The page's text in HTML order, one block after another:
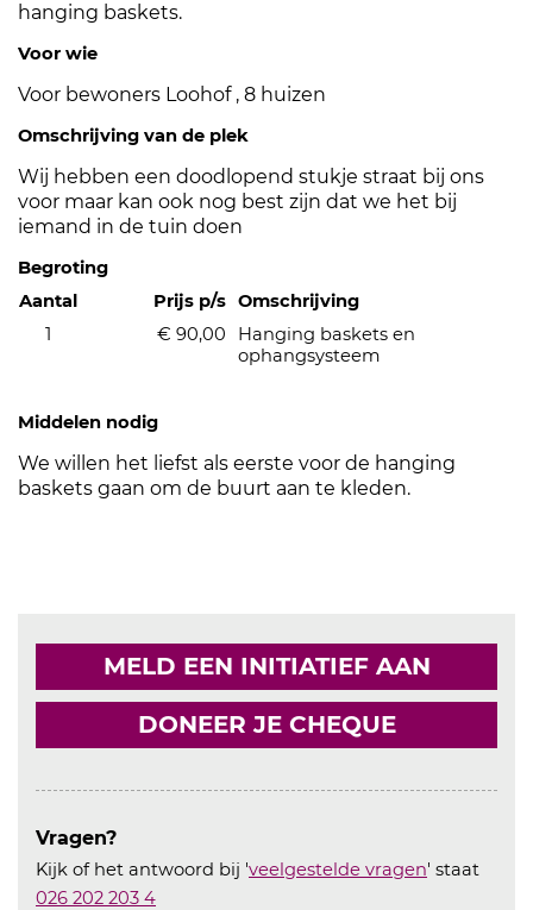
hanging baskets.
Voor wie
Voor bewoners Loohof , 8 huizen
Omschrijving van de plek
Wij hebben een doodlopend stukje straat bij ons
voor maar kan ook nog best zijn dat we het bij
iemand in de tuin doen
Begroting
Aantal
Prijs p/s Omschrijving
1
€ 90,00
Hanging baskets en
ophangsysteem
Middelen nodig
We willen het liefst als eerste voor de hanging
baskets gaan om de buurt aan te kleden.
MELD EEN INITIATIEF AAN
DONEER JE CHEQUE
Vragen?
Kijk of het antwoord bij 'veelgestelde vragen' staat
026 202 203 4